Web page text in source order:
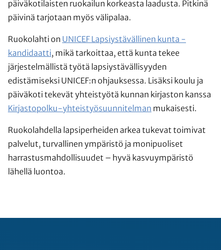
päiväkotilaisten ruokailun korkeasta laadusta. Pitkinä
päivinä tarjotaan myös välipalaa.
Ruokolahti on UNICEF Lapsiystävällinen kunta -
kandidaatti, mikä tarkoittaa, että kunta tekee
järjestelmällistä työtä lapsiystävällisyyden
edistämiseksi UNICEF:n ohjauksessa. Lisäksi koulu ja
päiväkoti tekevät yhteistyötä kunnan kirjaston kanssa
Kirjastopolku-yhteistyösuunnitelman mukaisesti.
Ruokolahdella lapsiperheiden arkea tukevat toimivat
palvelut, turvallinen ympäristö ja monipuoliset
harrastusmahdollisuudet – hyvä kasvuympäristö
lähellä luontoa.